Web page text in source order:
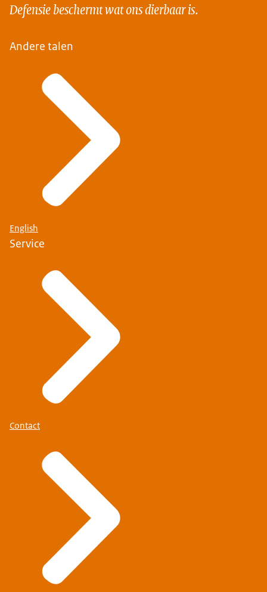
Defensie beschermt wat ons dierbaar is.
Andere talen
English
Service
Contact